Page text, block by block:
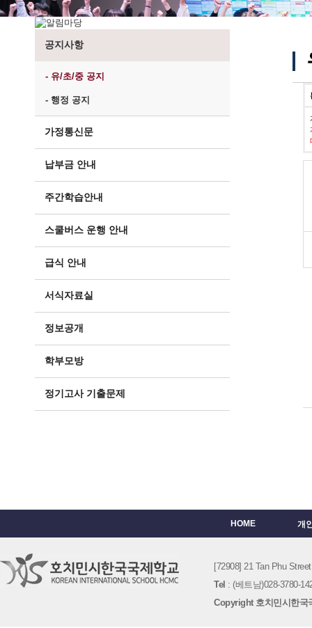
공지사항
- 유/초/중 공지
- 행정 공지
가정통신문
납부금 안내
주간학습안내
스쿨버스 운행 안내
급식 안내
서식자료실
정보공개
학부모방
정기고사 기출문제
HOME 개
[72908] 21 Tan Phu
Tel : (베트남)028-3780-
Copyright 호치민시한국